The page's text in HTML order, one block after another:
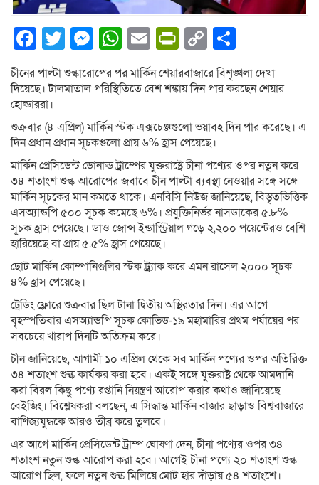
Facebook
Twitter
Messenger
WhatsApp
EmailPrintFriendly
Copy
Link
চীনের পাল্টা শুল্কারোপের পর মার্কিন শেয়ারবাজারে বিশৃঙ্খলা দেখা
দিয়েছে। টালমাতাল পরিস্থিতিতে বেশ শঙ্কায় দিন পার করছেন শেয়ার
হোল্ডাররা।
শুক্রবার (৪ এপ্রিল) মার্কিন স্টক এক্সচেঞ্জগুলো ভয়াবহ দিন পার করেছে। এ
দিন প্রধান প্রধান সূচকগুলো প্রায় ৬% হ্রাস পেয়েছে।
মার্কিন প্রেসিডেন্ট ডোনাল্ড ট্রাম্পের যুক্তরাষ্ট্রে চীনা পণ্যের ওপর নতুন করে
৩৪ শতাংশ শুল্ক আরোপের জবাবে চীন পাল্টা ব্যবস্থা নেওয়ার সঙ্গে সঙ্গে
মার্কিন সূচকের মান কমতে থাকে। এনবিসি নিউজ জানিয়েছে, বিস্তৃতভিত্তিক
এসঅ্যান্ডপি ৫০০ সূচক কমেছে ৬%। প্রযুক্তিনির্ভর নাসডাকের ৫.৮%
সূচক হ্রাস পেয়েছে। ডাও জোন্স ইন্ডাস্ট্রিয়াল গড়ে ২,২০০ পয়েন্টেরও বেশি
হারিয়েছে বা প্রায় ৫.৫% হ্রাস পেয়েছে।
ছোট মার্কিন কোম্পানিগুলির স্টক ট্র্যাক করে এমন রাসেল ২০০০ সূচক
৪% হ্রাস পেয়েছে।
ট্রেডিং ফ্লোরে শুক্রবার ছিল টানা দ্বিতীয় অস্থিরতার দিন। এর আগে
বৃহস্পতিবার এসঅ্যান্ডপি সূচক কোভিড-১৯ মহামারির প্রথম পর্যায়ের পর
সবচেয়ে খারাপ দিনটি অতিক্রম করে।
চীন জানিয়েছে, আগামী ১০ এপ্রিল থেকে সব মার্কিন পণ্যের ওপর অতিরিক্ত
৩৪ শতাংশ শুল্ক কার্যকর করা হবে। একই সঙ্গে যুক্তরাষ্ট্র থেকে আমদানি
করা বিরল কিছু পণ্যে রপ্তানি নিয়ন্ত্রণ আরোপ করার কথাও জানিয়েছে
বেইজিং। বিশ্লেষকরা বলছেন, এ সিদ্ধান্ত মার্কিন বাজার ছাড়াও বিশ্ববাজারে
বাণিজ্যযুদ্ধকে আরও তীব্র করে তুলবে।
এর আগে মার্কিন প্রেসিডেন্ট ট্রাম্প ঘোষণা দেন, চীনা পণ্যের ওপর ৩৪
শতাংশ নতুন শুল্ক আরোপ করা হবে। আগেই চীনা পণ্যে ২০ শতাংশ শুল্ক
আরোপ ছিল, ফলে নতুন শুল্ক মিলিয়ে মোট হার দাঁড়ায় ৫৪ শতাংশে।